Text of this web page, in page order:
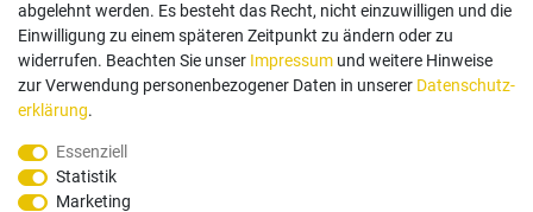
Zahlungsarten
Paypal
Versand Dienstleister
abgelehnt werden. Es besteht das Recht, nicht einzuwilligen und die
Einwilligung zu einem späteren Zeitpunkt zu ändern oder zu
widerrufen. Beachten Sie unser Impressum und weitere Hinweise
zur Verwendung personenbezogener Daten in unserer Daten­schutz­
erklärung.
Essenziell
Statistik
Marketing